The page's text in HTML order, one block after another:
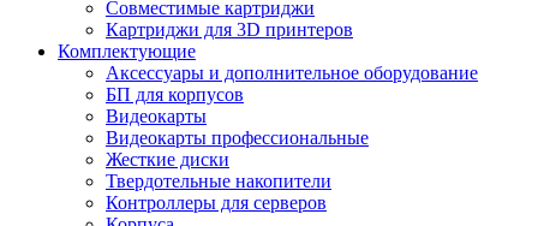
Совместимые картриджи
Картриджи для 3D принтеров
Комплектующие
Аксессуары и дополнительное оборудование
БП для корпусов
Видеокарты
Видеокарты профессиональные
Жесткие диски
Твердотельные накопители
Контроллеры для серверов